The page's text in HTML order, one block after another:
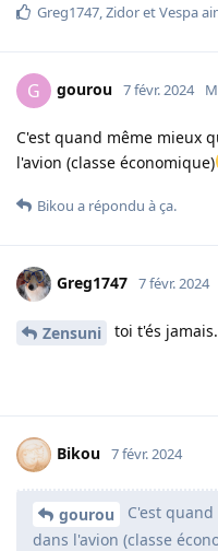
Greg1747,ZidoretVespa
G gourou 7 févr. 2024
C'est quand même mieux
l'avion (classe économique)
Bikou a répondu à ça.
Greg1747 7 févr. 2024
Zensuni toi t'és
Bikou 7 févr. 2024
gourou
C'est
dans l'avion (classe